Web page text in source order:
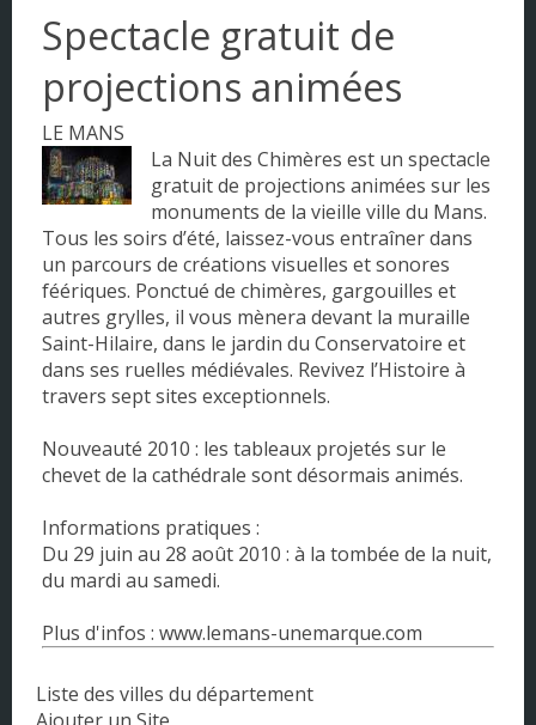
Spectacle gratuit de
projections animées
LE MANS
La Nuit des Chimères est un spectacle
gratuit de projections animées sur les
monuments de la vieille ville du Mans.
Tous les soirs d’été, laissez-vous entraîner dans
un parcours de créations visuelles et sonores
féériques. Ponctué de chimères, gargouilles et
autres grylles, il vous mènera devant la muraille
Saint-Hilaire, dans le jardin du Conservatoire et
dans ses ruelles médiévales. Revivez l’Histoire à
travers sept sites exceptionnels.
Nouveauté 2010 : les tableaux projetés sur le
chevet de la cathédrale sont désormais animés.
Informations pratiques :
Du 29 juin au 28 août 2010 : à la tombée de la nuit,
du mardi au samedi.
Plus d'infos : www.lemans-unemarque.com
Liste des villes du département